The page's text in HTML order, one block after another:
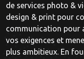
de services photo &
design & print pour
communication pour
vos exigences et
plus ambitieux. En